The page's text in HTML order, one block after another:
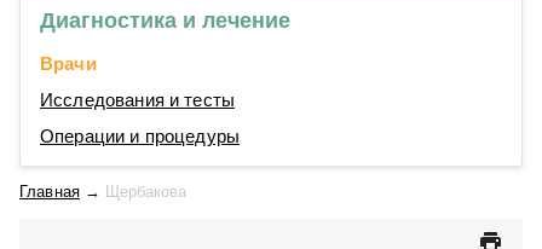
Диагностика и лечение
Врачи
Исследования и тесты
Операции и процедуры
Главная → Щербакова